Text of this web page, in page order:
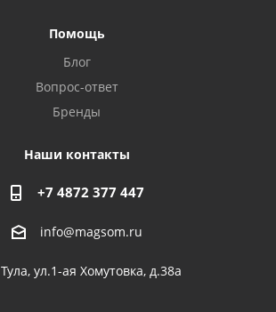
Помощь
Блог
Вопрос-ответ
Бренды
Наши контакты
+7 4872 377 447
info@magsom.ru
Тула, ул.1-ая Хомутовка, д.38а